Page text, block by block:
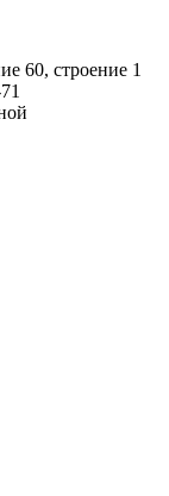
60, строение 1